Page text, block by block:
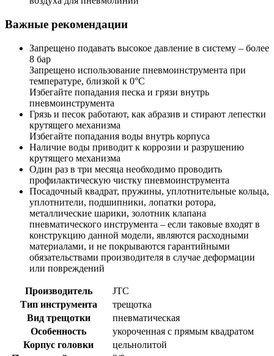
Важные рекомендации
Запрещено подавать высокое давление в систему – более
8 бар
Запрещено использование пневмоинструмента при
температуре, близкой к 0°C
Избегайте попадания песка и грязи внутрь
пневмоинструмента
Грязь и песок работают, как абразив и стирают лепестки
крутящего механизма
Избегайте попадания воды внутрь корпуса
Наличие воды приводит к коррозии и разрушению
крутящего механизма
Один раз в три месяца необходимо проводить
профилактическую чистку пневмоинструмента
Посадочный квадрат, пружины, уплотнительные кольца,
уплотнители, подшипники, лопатки ротора,
металлические шарики, золотник клапана
пневматического инструмента – если таковые входят в
конструкцию данной модели, являются расходными
материалами, и не покрываются гарантийными
обязательствами производителя в случае деформации
или повреждений
Производитель
JTC
Тип инструмента
трещотка
Вид трещотки
пневматическая
Особенность
укороченная с прямым квадратом
Корпус головки
цельнолитой